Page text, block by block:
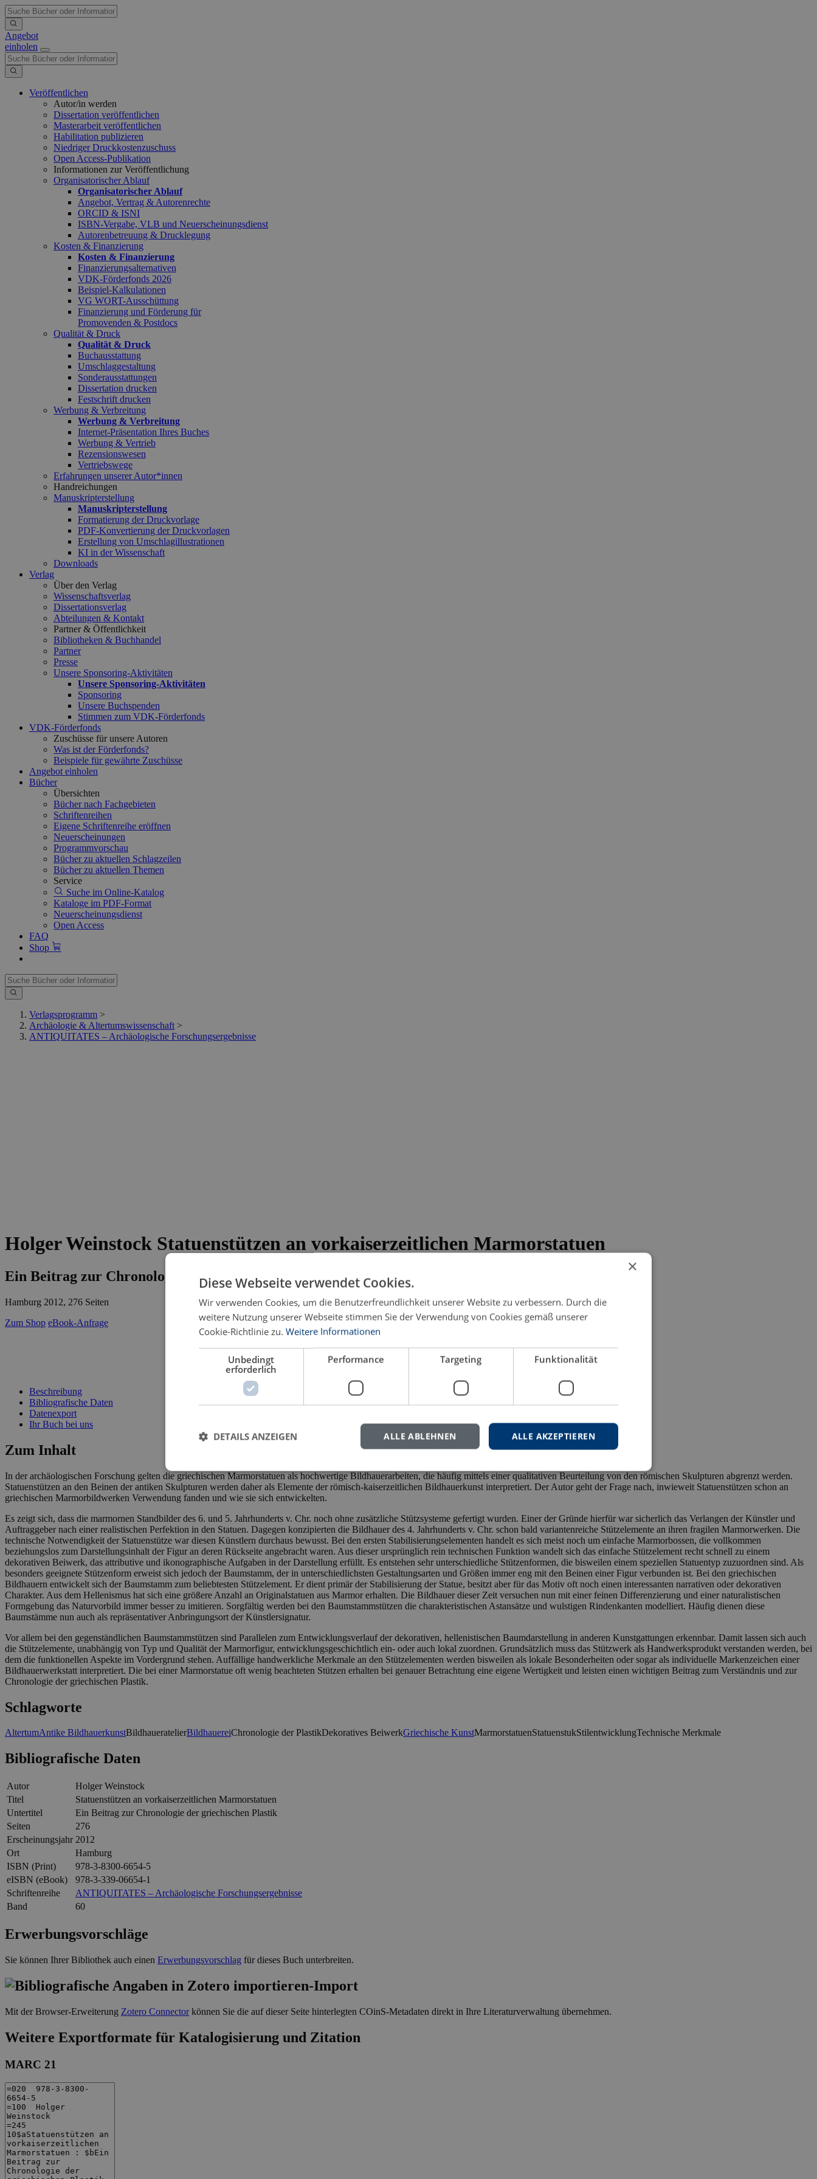
Angebot
einholen
Veröffentlichen
Autor/in werden
Dissertation veröffentlichen
Masterarbeit veröffentlichen
Habilitation publizieren
Niedriger Druckkostenzuschuss
Open Access-Publikation
Informationen zur Veröffentlichung
Organisatorischer Ablauf
Organisatorischer Ablauf
Angebot, Vertrag & Autorenrechte
ORCID & ISNI
ISBN-Vergabe, VLB und Neuerscheinungsdienst
Autorenbetreuung & Drucklegung
Kosten & Finanzierung
Kosten & Finanzierung
Finanzierungsalternativen
VDK-Förderfonds 2026
Beispiel-Kalkulationen
VG WORT-Ausschüttung
Finanzierung und Förderung für
Promovenden & Postdocs
Qualität & Druck
Qualität & Druck
Buchausstattung
Umschlaggestaltung
Sonderausstattungen
Dissertation drucken
Festschrift drucken
Werbung & Verbreitung
Werbung & Verbreitung
Internet-Präsentation Ihres Buches
Werbung & Vertrieb
Rezensionswesen
Vertriebswege
Erfahrungen unserer Autor*innen
Handreichungen
Manuskripterstellung
Manuskripterstellung
Formatierung der Druckvorlage
PDF-Konvertierung der Druckvorlagen
Erstellung von Umschlagillustrationen
KI in der Wissenschaft
Downloads
Verlag
Über den Verlag
Wissenschaftsverlag
Dissertationsverlag
Abteilungen & Kontakt
Partner & Öffentlichkeit
Bibliotheken & Buchhandel
Partner
Presse
Unsere Sponsoring-Aktivitäten
Unsere Sponsoring-Aktivitäten
Sponsoring
Unsere Buchspenden
Stimmen zum VDK-Förderfonds
VDK-Förderfonds
Zuschüsse für unsere Autoren
Was ist der Förderfonds?
Beispiele für gewährte Zuschüsse
Angebot einholen
Bücher
Übersichten
Bücher nach Fachgebieten
Schriftenreihen
Eigene Schriftenreihe eröffnen
Neuerscheinungen
Programmvorschau
Bücher zu aktuellen Schlagzeilen
Bücher zu aktuellen Themen
Service
Suche im Online-Katalog
Kataloge im PDF-Format
Neuerscheinungsdienst
Open Access
FAQ
Shop
Verlagsprogramm >
Archäologie & Altertumswissenschaft >
ANTIQUITATES – Archäologische Forschungsergebnisse
Holger Weinstock Statuenstützen an vorkaiserzeitlichen Marmorstatuen
Ein Beitrag zur Chronologie der griechischen Plastik
Hamburg 2012, 276 Seiten
Zum Shop eBook-Anfrage
Beschreibung
Bibliografische Daten
Datenexport
Ihr Buch bei uns
Zum Inhalt
In der archäologischen Forschung gelten die griechischen Marmorstatuen als hochwertige Bildhauerarbeiten, die häufig mittels einer qualitativen Beurteilung von den römischen Skulpturen abgrenzt werden.
Statuenstützen an den Beinen der antiken Skulpturen werden daher als Elemente der römisch-kaiserzeitlichen Bildhauerkunst interpretiert. Der Autor geht der Frage nach, inwieweit Statuenstützen schon an
griechischen Marmorbildwerken Verwendung fanden und wie sie sich entwickelten.
Es zeigt sich, dass die marmornen Standbilder des 6. und 5. Jahrhunderts v. Chr. noch ohne zusätzliche Stützsysteme gefertigt wurden. Einer der Gründe hierfür war sicherlich das Verlangen der Künstler und
Auftraggeber nach einer realistischen Perfektion in den Statuen. Dagegen konzipierten die Bildhauer des 4. Jahrhunderts v. Chr. schon bald variantenreiche Stützelemente an ihren fragilen Marmorwerken. Die
technische Notwendigkeit der Statuenstütze war diesen Künstlern durchaus bewusst. Bei den ersten Stabilisierungselementen handelt es sich meist noch um einfache Marmorbossen, die vollkommen
beziehungslos zum Darstellungsinhalt der Figur an deren Rückseite angebracht waren. Aus dieser ursprünglich rein technischen Funktion wandelt sich das einfache Stützelement recht schnell zu einem
dekorativen Beiwerk, das attributive und ikonographische Aufgaben in der Darstellung erfüllt. Es entstehen sehr unterschiedliche Stützenformen, die bisweilen einem speziellen Statuentyp zuzuordnen sind. Als
besonders geeignete Stützenform erweist sich jedoch der Baumstamm, der in unterschiedlichsten Gestaltungsarten und Größen immer eng mit den Beinen einer Figur verbunden ist. Bei den griechischen
Bildhauern entwickelt sich der Baumstamm zum beliebtesten Stützelement. Er dient primär der Stabilisierung der Statue, besitzt aber für das Motiv oft noch einen interessanten narrativen oder dekorativen
Charakter. Aus dem Hellenismus hat sich eine größere Anzahl an Originalstatuen aus Marmor erhalten. Die Bildhauer dieser Zeit versuchen nun mit einer feinen Differenzierung und einer naturalistischen
Formgebung das Naturvorbild immer besser zu imitieren. Sorgfältig werden bei den Baumstammstützen die charakteristischen Astansätze und wulstigen Rindenkanten modelliert. Häufig dienen diese
Baumstämme nun auch als repräsentativer Anbringungsort der Künstlersignatur.
Vor allem bei den gegenständlichen Baumstammstützen sind Parallelen zum Entwicklungsverlauf der dekorativen, hellenistischen Baumdarstellung in anderen Kunstgattungen erkennbar. Damit lassen sich auch
die Stützelemente, unabhängig von Typ und Qualität der Marmorfigur, entwicklungsgeschichtlich ein- oder auch lokal zuordnen. Grundsätzlich muss das Stützwerk als Handwerksprodukt verstanden werden, bei
dem die funktionellen Aspekte im Vordergrund stehen. Auffällige handwerkliche Merkmale an den Stützelementen werden bisweilen als lokale Besonderheiten oder sogar als individuelle Markenzeichen einer
Bildhauerwerkstatt interpretiert. Die bei einer Marmorstatue oft wenig beachteten Stützen erhalten bei genauer Betrachtung eine eigene Wertigkeit und leisten einen wichtigen Beitrag zum Verständnis und zur
Chronologie der griechischen Plastik.
Schlagworte
AltertumAntike BildhauerkunstBildhaueratelierBildhauereiChronologie der PlastikDekoratives BeiwerkGriechische KunstMarmorstatuenStatuenstukStilentwicklungTechnische Merkmale
Bibliografische Daten
Autor
Holger Weinstock
Titel
Statuenstützen an vorkaiserzeitlichen Marmorstatuen
Untertitel
Ein Beitrag zur Chronologie der griechischen Plastik
Seiten
276
Erscheinungsjahr 2012
Ort
Hamburg
ISBN (Print)
978-3-8300-6654-5
eISBN (eBook)
978-3-339-06654-1
Schriftenreihe
ANTIQUITATES – Archäologische Forschungsergebnisse
Band
60
Erwerbungsvorschläge
Sie können Ihrer Bibliothek auch einen Erwerbungsvorschlag für dieses Buch unterbreiten.
-Import
Mit der Browser-Erweiterung Zotero Connectorkönnen Sie die auf dieser Seite hinterlegten COinS-Metadaten direkt in Ihre Literaturverwaltung übernehmen.
Weitere Exportformate für Katalogisierung und Zitation
MARC 21
×
Diese Webseite verwendet Cookies.
Wir verwenden Cookies, um die Benutzerfreundlichkeit unserer Website zu verbessern. Durch die
weitere Nutzung unserer Webseite stimmen Sie der Verwendung von Cookies gemäß unserer
Cookie-Richtlinie zu. Weitere Informationen
Unbedingt
erforderlich
Performance Targeting Funktionalität
ALLE AKZEPTIEREN
ALLE ABLEHNEN
DETAILS ANZEIGEN